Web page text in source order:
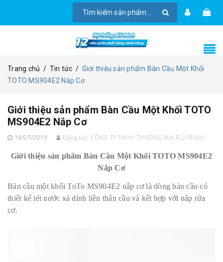
Trang chủ / Tin tức / Giới thiệu sản phẩm Bàn Cầu Một Khối
TOTO MS904E2 Nắp Cơ
Giới thiệu sản phẩm Bàn Cầu Một Khối TOTO
MS904E2 Nắp Cơ
18/07/2019 Đăng bởi: CÔNG TY TNHH THƯƠNG MẠI BÙI MINH
Giới thiệu sản phẩm Bàn Cầu Một Khối TOTO MS904E2
Nắp Cơ
Bàn cầu một khối ToTo MS904E2 nắp cơ là dòng bàn cầu có
thiết kế tét nước xả dính liền thân cầu và kết hợp với nắp rửa
cơ.